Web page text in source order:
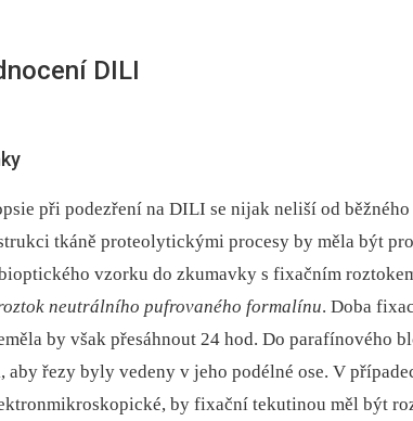
DILI
při podezření na DILI se nijak neliší od
tkáně proteolytickými procesy by měla být
vzorku do zkumavky s fixačním
neutrálního pufrovaného formalínu. Doba
by však přesáhnout 24 hod. Do parafínového
řezy byly vedeny v jeho podélné ose. V
by fixační tekutinou měl být